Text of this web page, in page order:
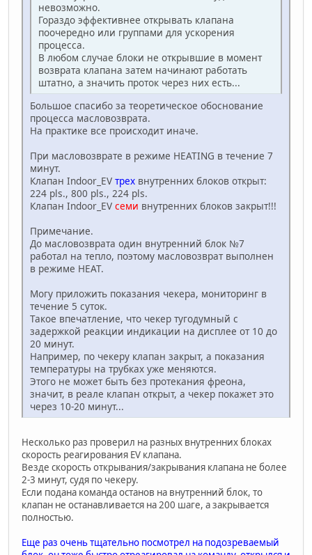
невозможно.
Гораздо эффективнее открывать клапана
поочередно или группами для ускорения
процесса.
В любом случае блоки не открывшие в момент
возврата клапана затем начинают работать
штатно, а значить проток через них есть...
Большое спасибо за теоретическое обоснование
процесса масловозврата.
На практике все происходит иначе.
При масловозврате в режиме HEATING в течение 7
минут.
Клапан Indoor_EV трех внутренних блоков открыт:
224 pls., 800 pls., 224 pls.
Клапан Indoor_EV семи внутренних блоков закрыт!!!
Примечание.
До масловозврата один внутренний блок №7
работал на тепло, поэтому масловозврат выполнен
в режиме HEAT.
Могу приложить показания чекера, мониторинг в
течение 5 суток.
Такое впечатление, что чекер тугодумный с
задержкой реакции индикации на дисплее от 10 до
20 минут.
Например, по чекеру клапан закрыт, а показания
температуры на трубках уже меняются.
Этого не может быть без протекания фреона,
значит, в реале клапан открыт, а чекер покажет это
через 10-20 минут...
Несколько раз проверил на разных внутренних блоках
скорость реагирования EV клапана.
Везде скорость открывания/закрывания клапана не более
2-3 минут, судя по чекеру.
Если подана команда останов на внутренний блок, то
клапан не останавливается на 200 шаге, а закрывается
полностью.
Еще раз очень тщательно посмотрел на подозреваемый